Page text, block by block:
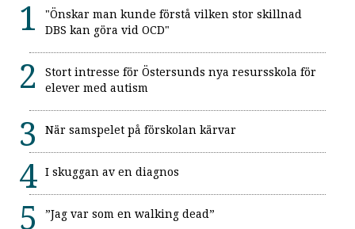
"Önskar man kunde förstå vilken stor skillnad
DBS kan göra vid OCD"
Stort intresse för Östersunds nya resursskola för
elever med autism
När samspelet på förskolan kärvar
I skuggan av en diagnos
”Jag var som en walking dead”